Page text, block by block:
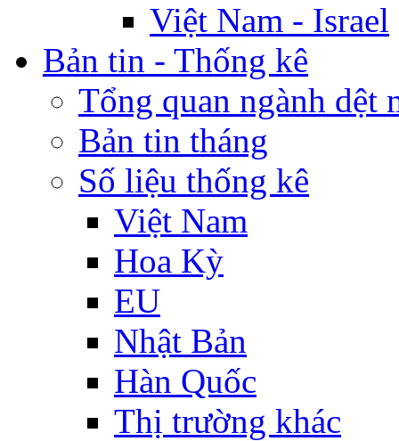
Việt Nam - Israel
Bản tin - Thống kê
Tổng quan ngành dệt
Bản tin tháng
Số liệu thống kê
Việt Nam
Hoa Kỳ
EU
Nhật Bản
Hàn Quốc
Thị trường khác